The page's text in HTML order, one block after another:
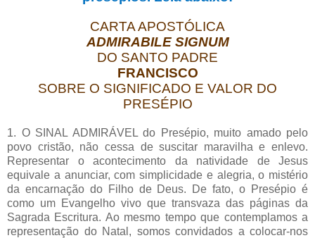
CARTA APOSTÓLICA
ADMIRABILE SIGNUM
DO SANTO PADRE
FRANCISCO
SOBRE O SIGNIFICADO E VALOR DO
PRESÉPIO
1. O SINAL ADMIRÁVEL do Presépio, muito amado pelo
povo cristão, não cessa de suscitar maravilha e enlevo.
Representar o acontecimento da natividade de Jesus
equivale a anunciar, com simplicidade e alegria, o mistério
da encarnação do Filho de Deus. De fato, o Presépio é
como um Evangelho vivo que transvaza das páginas da
Sagrada Escritura. Ao mesmo tempo que contemplamos a
representação do Natal, somos convidados a colocar-nos